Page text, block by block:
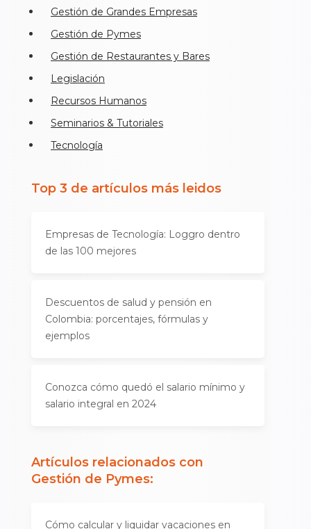
Gestión de Grandes Empresas
Gestión de Pymes
Gestión de Restaurantes y Bares
Legislación
Recursos Humanos
Seminarios & Tutoriales
Tecnología
Top 3 de artículos más leidos
Empresas de Tecnología: Loggro dentro
de las 100 mejores
Descuentos de salud y pensión en
Colombia: porcentajes, fórmulas y
ejemplos
Conozca cómo quedó el salario mínimo y
salario integral en 2024
Artículos relacionados con
Gestión de Pymes:
Cómo calcular y liquidar vacaciones en